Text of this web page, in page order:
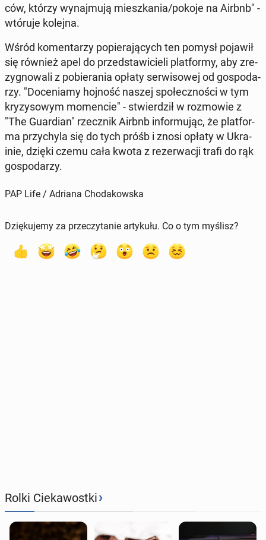
ców, którzy wy­naj­mu­ją miesz­ka­nia/pokoje na Airbnb" -
wtóruje kolejna.
Wśród ko­men­ta­rzy po­pie­ra­ją­cych ten pomysł pojawił
się również apel do przed­sta­wi­cie­li plat­for­my, aby zre­
zy­gno­wa­li z po­bie­ra­nia opłaty ser­wi­so­wej od go­spo­da­
rzy. "Do­ce­nia­my hojność naszej spo­łecz­no­ści w tym
kry­zy­so­wym mo­men­cie" - stwier­dził w roz­mo­wie z
"The Gu­ar­dian" rzecz­nik Airbnb in­for­mu­jąc, że plat­for­
ma przy­chy­la się do tych próśb i znosi opłaty w Ukra­
inie, dzięki czemu cała kwota z re­zer­wa­cji trafi do rąk
go­spo­da­rzy.
PAP Life / Adriana Chodakowska
Dziękujemy za przeczytanie artykułu. Co o tym myślisz?
Rolki Ciekawostki›